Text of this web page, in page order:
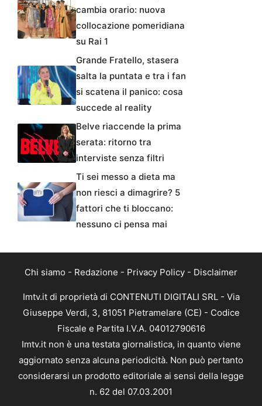
cambia orario: nuova
collocazione pomeridiana
su Rai 1
Grande Fratello, stasera
salta la puntata e tra i fan
si scatena il panico: cosa
succede al reality
Belve riaccende la prima
serata: ritorno tra
interviste senza filtri
Ti sei messo a dieta ma
non riesci a dimagrire? 5
fattori che ti bloccano:
nessuno ci pensa mai
Chi siamo - Redazione - Privacy Policy - Disclaimer
Imtv.it di proprietà di CONTENUTI DIGITALI SRL - Via
Giuseppe Verdi, 3, 81051 Pietramelare (CE) - Codice
Fiscale e Partita I.V.A. 04012790616
Imtv.it non è una testata giornalistica, in quanto viene
aggiornato senza alcuna periodicità. Non può pertanto
considerarsi un prodotto editoriale ai sensi della legge
n. 62 del 07.03.2001